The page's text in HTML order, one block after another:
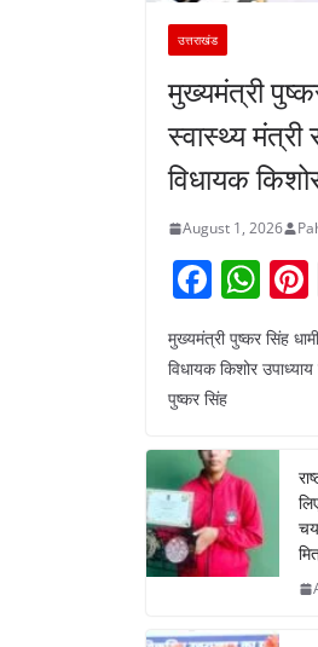
उत्तराखंड
मुख्यमंत्री
स्वास्थ्य
विधायक
August 1, 2026
F
a
c
e
o
o
k
W
h
at
p
मुख्यमंत्री पुष्कर सिंह
विधायक किशोर
पुष्कर सिंह